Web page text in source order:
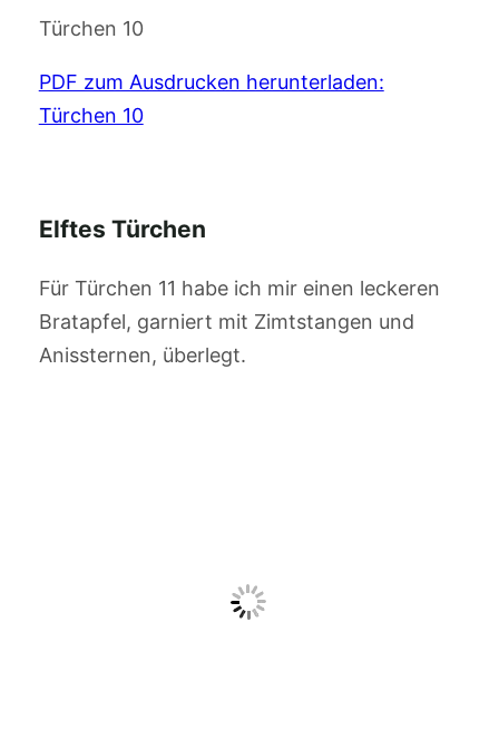
Türchen 10
PDF zum Ausdrucken herunterladen:
Türchen 10
Elftes Türchen
Für Türchen 11 habe ich mir einen leckeren
Bratapfel, garniert mit Zimtstangen und
Anissternen, überlegt.